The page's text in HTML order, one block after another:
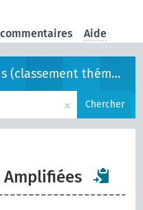
commentaires Aide
thématique)
× Chercher
Amplifiées